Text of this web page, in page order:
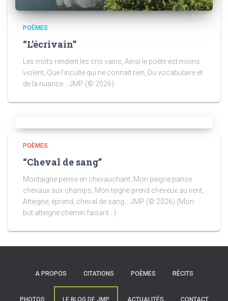
POÈMES
“L’écrivain”
Les mots rendent les cris vains, Ainsi le poète est moins
violent, Que l’inculte qui ne connait rien, Du vocabulaire et
de la nuance… JMP (© 2026)
POÈMES
“Cheval de sang”
Montaigne pense en chevauchant, Mon peigne panse
chevaux aux champs, Mon teigne prend cheveux au vent,
Atteigne, éprend, cheval de sang… JMP (© 2026) (Mon
but atteigne chemin faisant…)
A PROPOS CITATIONS POÈMES RÉCITS